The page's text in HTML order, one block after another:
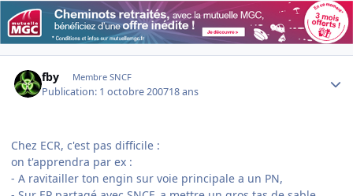
fby Membre SNCF
Publication: 1 octobre 200718 ans
Chez ECR, c'est pas difficile :
on t'apprendra par ex :
- A ravitailler ton engin sur voie principale a un PN,